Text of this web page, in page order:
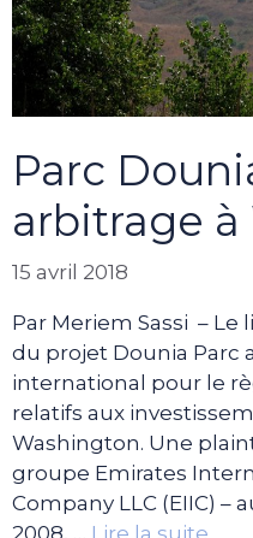
Parc
arbitrage
15 avril 2018
Par Meriem Sassi –
du projet Dounia Parc
international pour le
relatifs aux
Washington. Une
groupe Emirates
Company LLC (EIIC) –
2008, … Lire la suite